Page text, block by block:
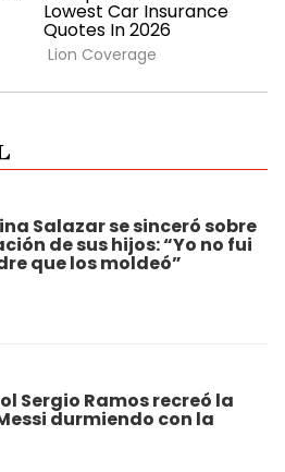
Salazar se sinceró sobre
de sus hijos: “Yo no fui
que los moldeó”
Sergio Ramos recreó la
durmiendo con la